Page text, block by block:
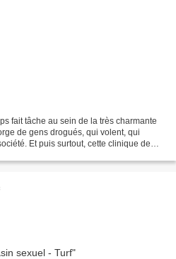
fait tâche au sein de la très charmante
de gens drogués, qui volent, qui
Et puis surtout, cette clinique de